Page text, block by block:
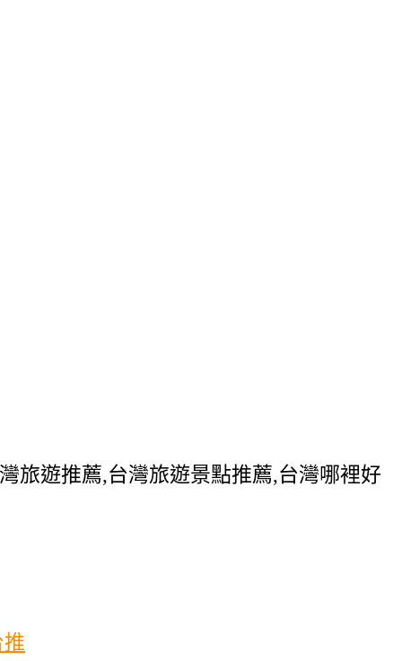
旅遊推薦,台灣旅遊景點推薦,台灣哪裡好